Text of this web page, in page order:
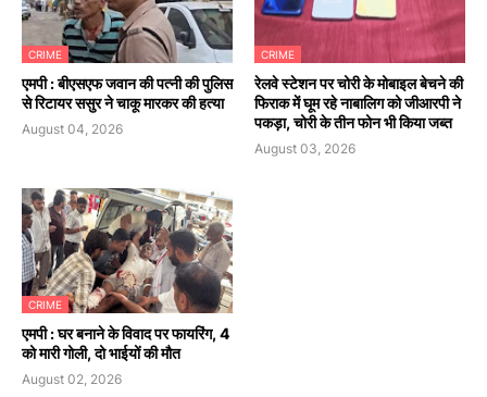
CRIME
एमपी : बीएसएफ जवान की पत्नी की पुलिस
से रिटायर ससुर ने चाकू मारकर की हत्या
August 04, 2026
CRIME
रेलवे स्टेशन पर चोरी के मोबाइल बेचने की
फिराक में घूम रहे नाबालिग को जीआरपी ने
पकड़ा, चोरी के तीन फोन भी किया जब्त
August 03, 2026
CRIME
एमपी : घर बनाने के विवाद पर फायरिंग, 4
को मारी गोली, दो भाईयों की मौत
August 02, 2026